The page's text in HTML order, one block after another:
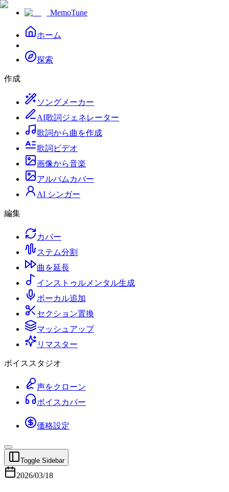
MemoTune
ホーム
探索
作成
ソングメーカー
AI歌詞ジェネレーター
歌詞から曲を作成
歌詞ビデオ
画像から音楽
アルバムカバー
AI シンガー
編集
カバー
ステム分割
曲を延長
インストゥルメンタル生成
ボーカル追加
セクション置換
マッシュアップ
リマスター
ボイススタジオ
声をクローン
ボイスカバー
価格設定
Toggle Sidebar
2026/03/18